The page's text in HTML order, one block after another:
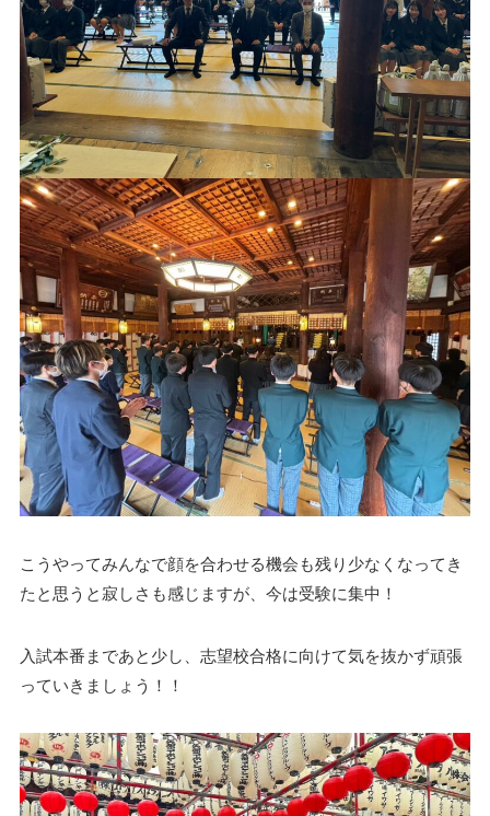
こうやってみんなで顔を合わせる機会も残り少なくなってき
たと思うと寂しさも感じますが、今は受験に集中！
入試本番まであと少し、志望校合格に向けて気を抜かず頑張
っていきましょう！！